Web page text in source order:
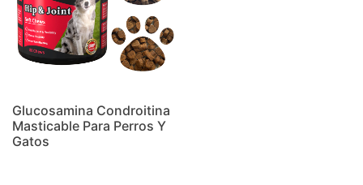
Glucosamina Condroitina
Masticable Para Perros Y
Gatos